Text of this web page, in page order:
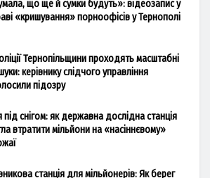
що ще й сумки будуть»: відеозапис у
«кришування» порноофісів у Тернополі
Тернопільщини проходять масштабні
керівнику слідчого управління
підозру
під снігом: як державна дослідна станція
втратити мільйони на «насіннєвому»
станція для мільйонерів: Як берег